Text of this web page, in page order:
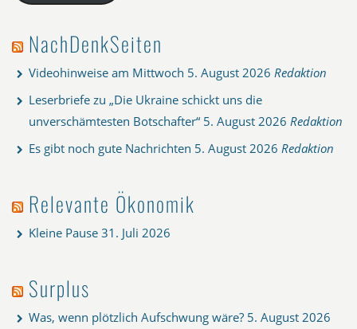
NachDenkSeiten
Videohinweise am Mittwoch 5. August 2026 Redaktion
Leserbriefe zu „Die Ukraine schickt uns die
unverschämtesten Botschafter“ 5. August 2026 Redaktion
Es gibt noch gute Nachrichten 5. August 2026 Redaktion
Relevante Ökonomik
Kleine Pause 31. Juli 2026
Surplus
Was, wenn plötzlich Aufschwung wäre? 5. August 2026